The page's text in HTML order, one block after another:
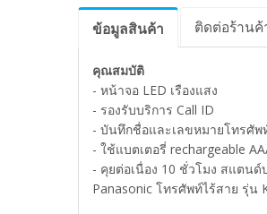
ข้อมูลสินค้า ติดต่อร้านค้
คุณสมบัติ
- หน้าจอ LED เรืองแสง
- รองรับบริการ Call ID
- บันทึกชื่อและเลขหมายโทรศัพ
- ใช้แบตเตอรี่ rechargeable
- คุยต่อเนื่อง 10 ชั่วโมง สแตนด์
Panasonic โทรศัพท์ไร้สาย รุ่น